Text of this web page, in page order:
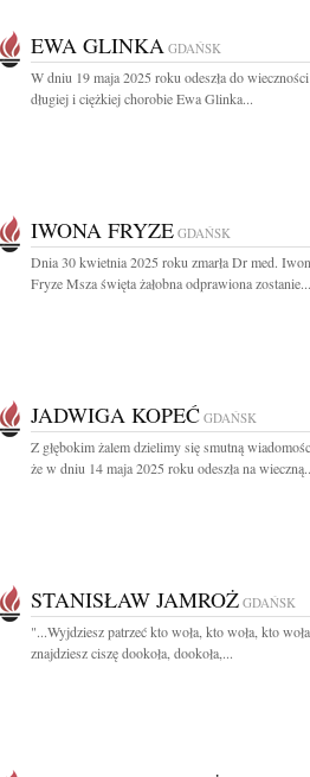
EWA GLINKA GDAŃSK
W dniu 19 maja 2025 roku odeszła do
długiej i ciężkiej chorobie Ewa Glinka...
IWONA FRYZE GDAŃSK
Dnia 30 kwietnia 2025 roku zmarła Dr med.
Fryze Msza święta żałobna odprawiona zostanie...
JADWIGA KOPEĆ GDAŃSK
Z głębokim żalem dzielimy się smutną
że w dniu 14 maja 2025 roku odeszła na
STANISŁAW JAMROŻ GDAŃSK
"...Wyjdziesz patrzeć kto woła, kto woła, kto woła
znajdziesz ciszę dookoła, dookoła,...